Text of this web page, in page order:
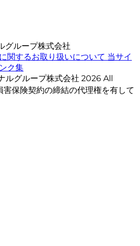
グループ株式会社
関するお取り扱いについて 当サイ
ク集
ルグループ株式会社 2026 All
保険契約の締結の代理権を有して